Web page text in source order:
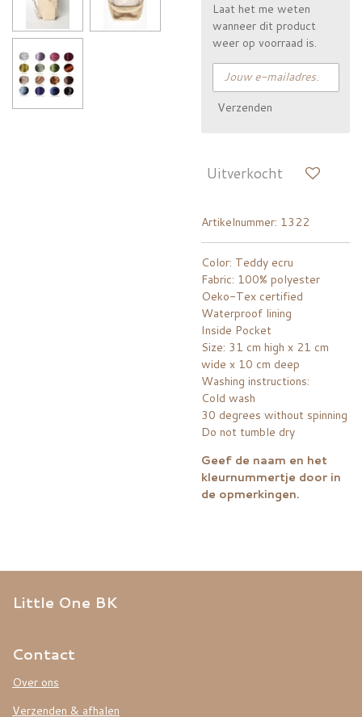
Laat het me weten
wanneer dit product
weer op voorraad is.
Verzenden
Uitverkocht
Artikelnummer: 1322
Color: Teddy ecru
Fabric: 100% polyester
Oeko-Tex certified
Waterproof lining
Inside Pocket
Size: 31 cm high x 21 cm
wide x 10 cm deep
Washing instructions:
Cold wash
30 degrees without spinning
Do not tumble dry
Geef de naam en het
kleurnummertje door in
de opmerkingen.
Little One BK
Contact
Over ons
Verzenden & afhalen